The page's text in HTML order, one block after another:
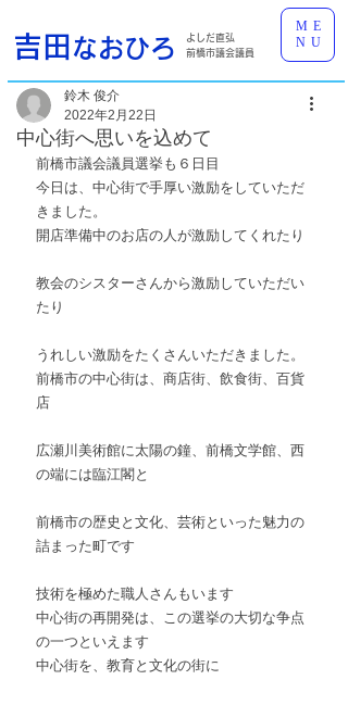
ME
NU
吉田 なおひろ
よしだ直弘
前橋市議会議員
中心街へ思いを込めて
鈴木 俊介
2022年2月22日
前橋市議会議員選挙も６日目
今日は、中心街で手厚い激励をしていただ
きました。
開店準備中のお店の人が激励してくれたり
教会のシスターさんから激励していただい
たり
うれしい激励をたくさんいただきました。
前橋市の中心街は、商店街、飲食街、百貨
店
広瀬川美術館に太陽の鐘、前橋文学館、西
の端には臨江閣と
前橋市の歴史と文化、芸術といった魅力の
詰まった町です
技術を極めた職人さんもいます
中心街の再開発は、この選挙の大切な争点
の一つといえます
中心街を、教育と文化の街に